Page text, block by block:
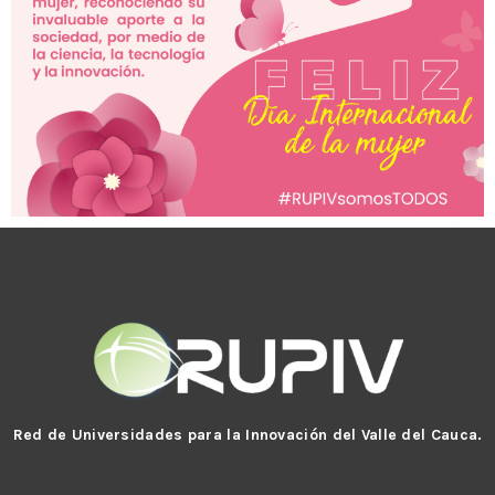
Red de Universidades para la Innovación del Valle del Cauca.